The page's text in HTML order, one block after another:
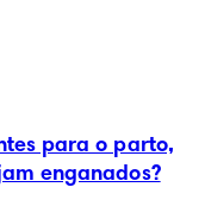
para o parto,
enganados?